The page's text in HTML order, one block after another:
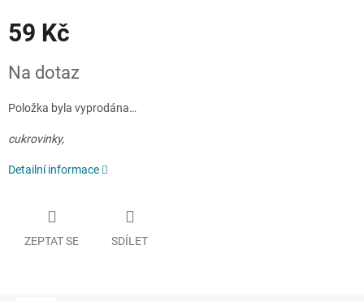
59 Kč
cena:
Na dotaz
Položka byla vyprodána…
cukrovinky,
Detailní informace
ZEPTAT SE SDÍLET